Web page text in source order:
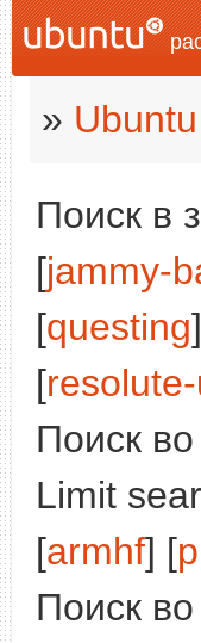
» Ubuntu
Поиск в
[jammy-
[questing
[
Поиск во
Limit
[armhf] [
Поиск во